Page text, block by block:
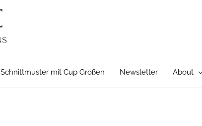
Schnittmuster mit Cup Größen Newsletter About